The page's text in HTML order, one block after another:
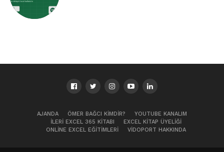
AJANDA ÖMER BAĞCI KIMDIR?
YOUTUBE KANALIM
İLERI EXCEL 365 KITABI
EXCEL KITAP ÜYELIĞI
ONLINE EXCEL EĞITIMLERI
VIDOPORT HAKKINDA